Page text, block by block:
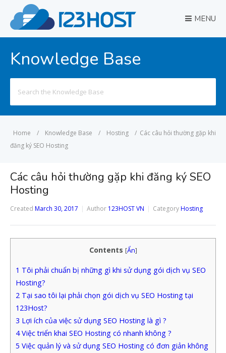
MENU
Knowledge Base
for:
Home / Knowledge Base / Hosting / Các câu hỏi thường gặp khi
đăng ký SEO Hosting
Các câu hỏi thường gặp khi đăng ký SEO
Hosting
Created March 30, 2017 Author 123HOST VN CategoryHosting
Contents [Ẩn]
1 Tôi phải chuẩn bị những gì khi sử dụng gói dịch vụ SEO
Hosting?
2 Tại sao tôi lại phải chọn gói dịch vụ SEO Hosting tại
123Host?
3 Lợi ích của việc sử dụng SEO Hosting là gì ?
4Việc triển khai SEO Hosting có nhanh không ?
5 Việc quản lý và sử dụng SEO Hosting có đơn giản không